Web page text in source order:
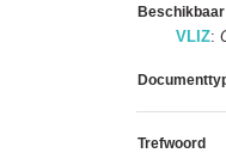
VLIZ:
Trefwoord